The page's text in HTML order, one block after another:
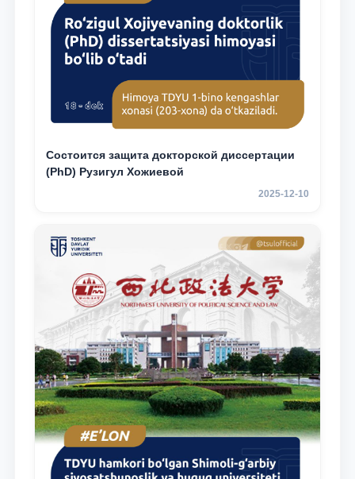
Состоится защита докторской диссертации
(PhD) Рузигул Xoжиевой
2025-12-10